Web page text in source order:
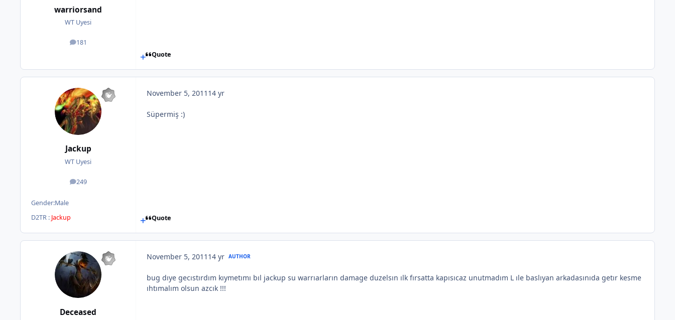
warriorsand
WT Uyesi
181
posts
Quote
Jackup
WT Uyesi
249
posts
Gender:Male
D2TR : Jackup
November 5, 2011 14 yr
Süpermiş :)
Quote
Deceased
November 5, 2011 14 yr AUTHOR
bug dıye gecıstırdım kıymetımı bıl jackup su warrıarların damage duzelsın ılk fırsatta kapısıcaz unutmadım L ıle baslıyan arkadasınıda getır kesme
ıhtımalım olsun azcık !!!